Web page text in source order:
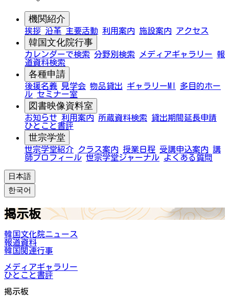
機関紹介
挨拶 沿革 主要活動 利用案内 施設案内 アクセス
韓国文化院行事
カレンダーで検索 分野別検索 メディアギャラリー 報
道資料検索
各種申請
後援名義 見学会 物品貸出 ギャラリーMI
多目的ホー
ル セミナー室
図書映像資料室
お知らせ 利用案内 所蔵資料検索
貸出期間延長申請
ひとこと書評
世宗学堂
世宗学堂紹介 クラス案内 授業日程 受講申込案内 講
師プロフィール 世宗学堂ジャーナル よくある質問
日本語
한국어
掲示板
韓国文化院ニュース
報道資料
韓国関連行事
メディアギャラリー
ひとこと書評
掲示板